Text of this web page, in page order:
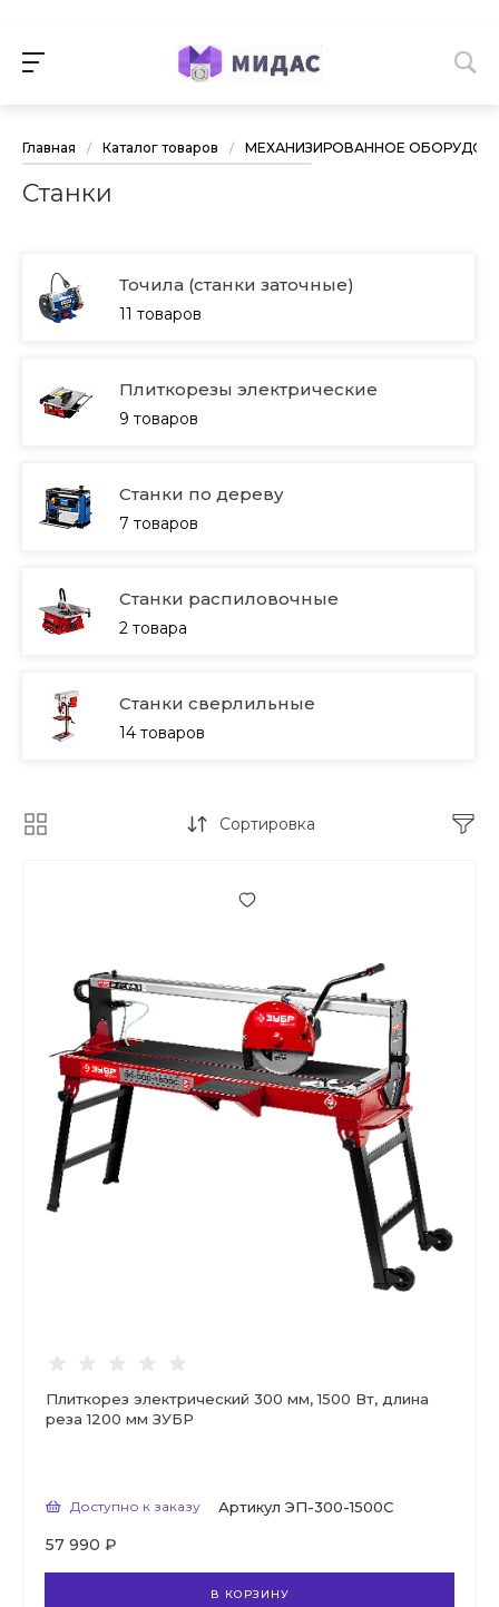
Главная / Каталог товаров / МЕХАНИЗИРОВАННОЕ
Станки
Точила (станки заточные)
11 товаров
Плиткорезы электрические
9 товаров
Станки по дереву
7 товаров
Станки распиловочные
2 товара
Станки сверлильные
14 товаров
Сортировка
Плиткорез электрический 300 мм, 1500 Вт, длина
реза 1200 мм ЗУБР
Доступно к заказу Артикул ЭП-300-1500C
57 990 ₽
В КОРЗИНУ